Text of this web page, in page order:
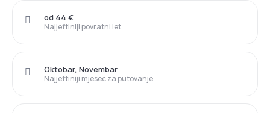
Najjeftiniji povratni let
od 44 €
Najjeftiniji mjesec za putovanje
Oktobar, Novembar